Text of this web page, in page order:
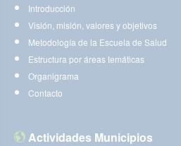
Introducción
Visión, misión, valores y objetivos
Metodología de la Escuela de Salud
Estructura por áreas temáticas
Organigrama
Contacto
Actividades Municipios